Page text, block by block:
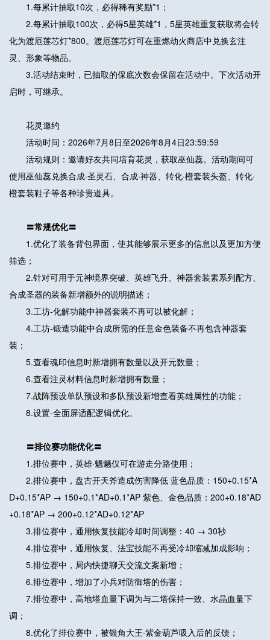
1.每累计抽取10次，必得稀有奖励*1；
2.每累计抽取100次，必得5星英雄*1，5星英雄重复获取将会转
化为渡厄莲芯灯*800。渡厄莲芯灯可在重燃劫火商店中兑换玄注
灵、形象等物品。
3.活动结束时，已抽取的保底次数会保留在活动中。下次活动开
启时，可继承。
花灵邀约
活动时间：2026年7月8日至2026年8月4日23:59:59
活动规则：邀请好友共同培育花灵，获取巫仙蕊。活动期间可
使用巫仙蕊兑换合成·圣灵石、合成·神器、转化·橙套装头盔、转化·
橙套装鞋子等各种珍贵道具。
〓常规优化〓
1.优化了装备背包界面，使其能够展示更多的信息以及更加方便
筛选；
2.针对可用于元神境界突破、英雄飞升、神器套装素系列配方、
合成圣器的装备新增额外的说明描述；
3.工坊-化解功能中神器套装不再可以被化解；
4.工坊-锻造功能中合成所需的任意金色装备不再包含神器套
装；
5.查看魂印信息时新增拥有数量以及开元数量；
6.查看注灵材料信息时新增拥有数量；
7.战阵预设单队预设和多队预设新增查看英雄属性的功能；
8.设置-全面屏适配逻辑优化。
〓排位赛功能优化〓
1.排位赛中，英雄·魍魉仅可在游走分路使用；
2.排位赛中，盘古开天斧造成伤害降低 蓝色品质：150+0.15*A
D+0.15*AP → 150+0.1*AD+0.1*AP 紫色、金色品质：200+0.18*AD
+0.18*AP → 200+0.12*AD+0.12*AP
3.排位赛中，通用恢复技能冷却时间调整：40 → 30秒
4.排位赛中，通用恢复、法宝技能不再受冷却缩减加成影响；
5.排位赛中，局内快捷聊天交流文案新增；
6.排位赛中，增加了小兵对防御塔的伤害；
7.排位赛中，高地塔血量下调为与二塔保持一致、水晶血量下
调；
8.优化了排位赛中，被银角大王·紫金葫芦吸入后的反馈；